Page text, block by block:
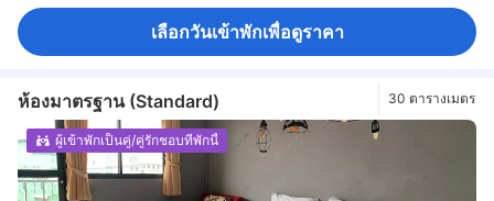
เลือกวันเข้าพักเพื่อดูราคา
ห้องมาตรฐาน (Standard) 30 ตารางเมตร
ผู้เข้าพักเป็นคู่/คู่รักชอบที่พักนี้